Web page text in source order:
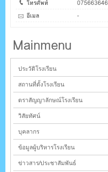
โทรศัพท์
075663646
อีเมล
-
Mainmenu
ประวัติโรงเรียน
สถานที่ตั้งโรงเรียน
ตราสัญญาลักษณ์โรงเรียน
วิสัยทัศน์
บุคลากร
ข้อมูลผู้บริหารโรงเรียน
ข่าวสาร/ประชาสัมพันธ์